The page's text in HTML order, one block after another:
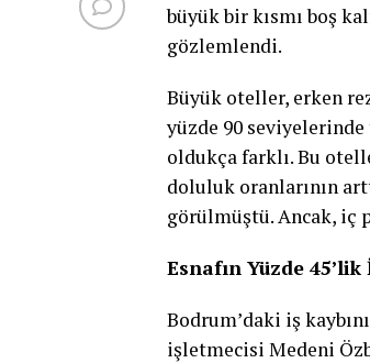
büyük bir kısmı boş
gözlemlendi.
Büyük oteller, erken
yüzde 90
oldukça farklı. Bu
doluluk oranlarının
görülmüştü. Ancak, iç
Esnafın Yüzde 45’lik
Bodrum’daki iş
işletmecisi Medeni